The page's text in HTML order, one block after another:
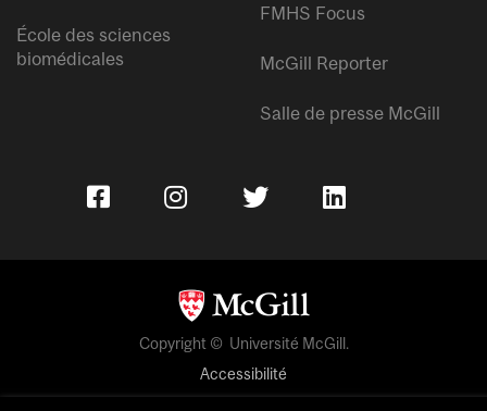
École des sciences
biomédicales
FMHS Focus
McGill Reporter
Salle de presse McGill
Copyright © Université McGill.
Accessibilité